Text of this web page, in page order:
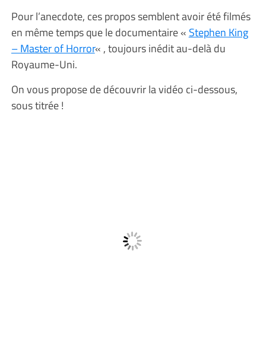
Pour l’anecdote, ces propos semblent avoir été filmés
en même temps que le documentaire « Stephen King
– Master of Horror« , toujours inédit au-delà du
Royaume-Uni.
On vous propose de découvrir la vidéo ci-dessous,
sous titrée !